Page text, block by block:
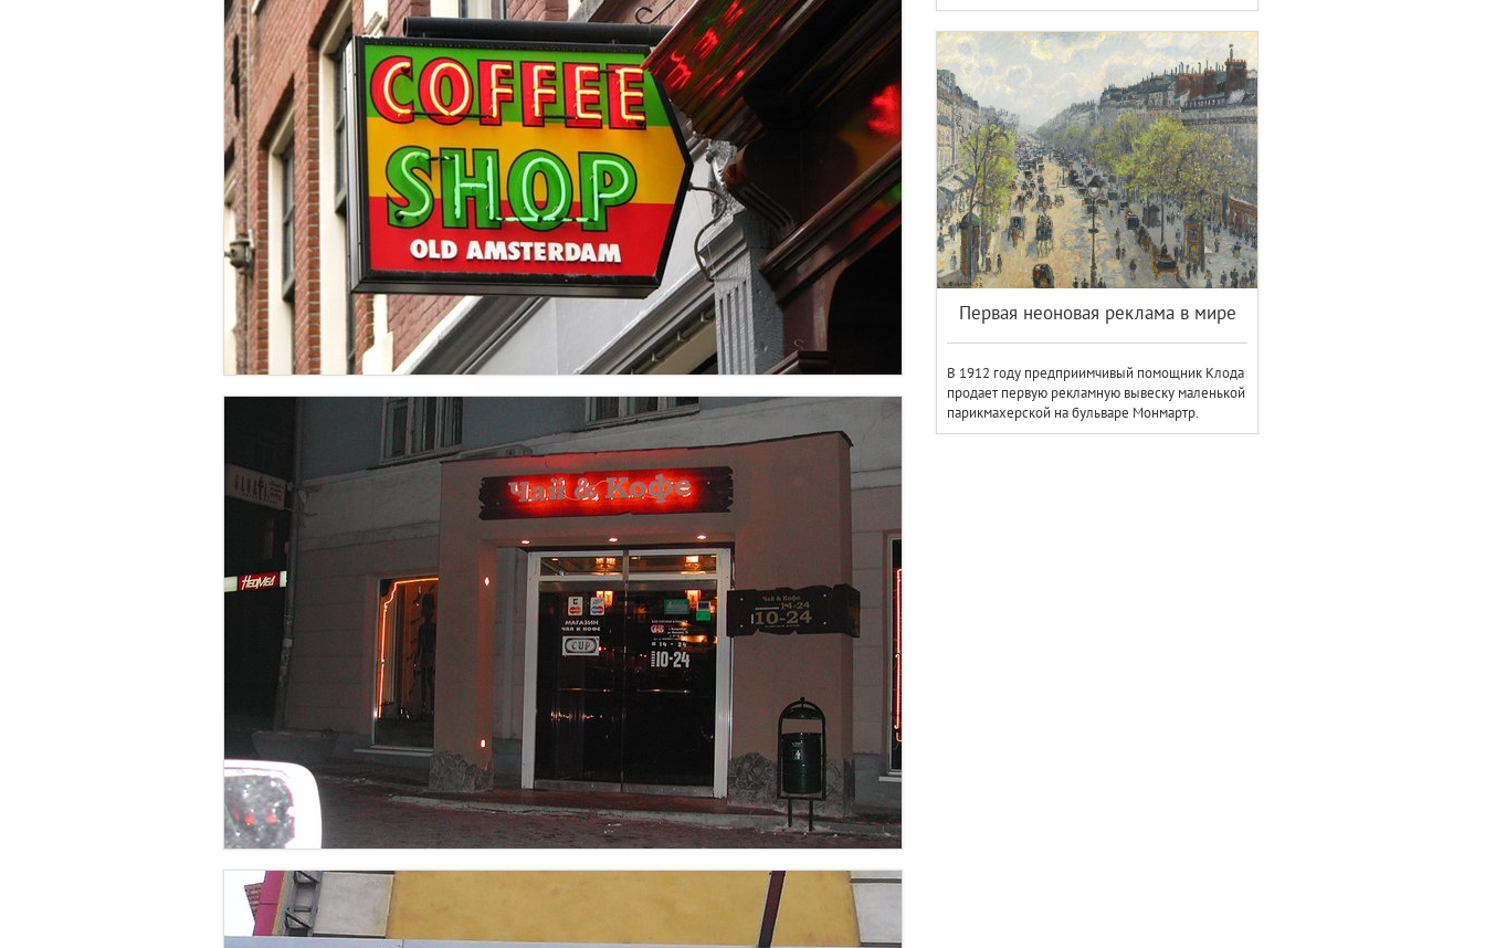
Первая неоновая реклама в мире
В 1912 году предприимчивый помощник Клода
продает первую рекламную вывеску маленькой
парикмахерской на бульваре Монмартр.